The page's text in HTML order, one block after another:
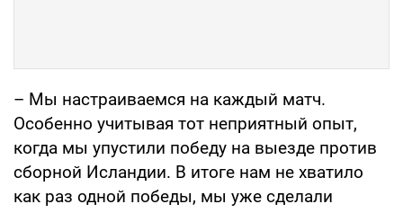
– Мы настраиваемся на каждый матч.
Особенно учитывая тот неприятный опыт,
когда мы упустили победу на выезде против
сборной Исландии. В итоге нам не хватило
как раз одной победы, мы уже сделали